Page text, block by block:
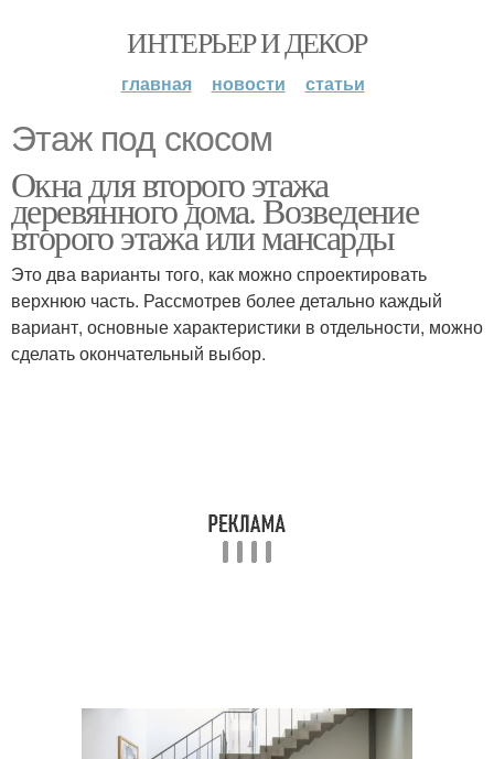
ИНТЕРЬЕР И ДЕКОР
главная новости статьи
Этаж под скосом
Окна для второго этажа
деревянного дома. Возведение
второго этажа или мансарды
Это два варианты того, как можно спроектировать
верхнюю часть. Рассмотрев более детально каждый
вариант, основные характеристики в отдельности, можно
сделать окончательный выбор.